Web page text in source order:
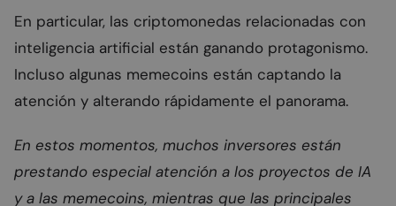
En particular, las criptomonedas relacionadas con
inteligencia artificial están ganando protagonismo.
Incluso algunas memecoins están captando la
atención y alterando rápidamente el panorama.
En estos momentos, muchos inversores están
prestando especial atención a los proyectos de IA
y a las memecoins, mientras que las principales